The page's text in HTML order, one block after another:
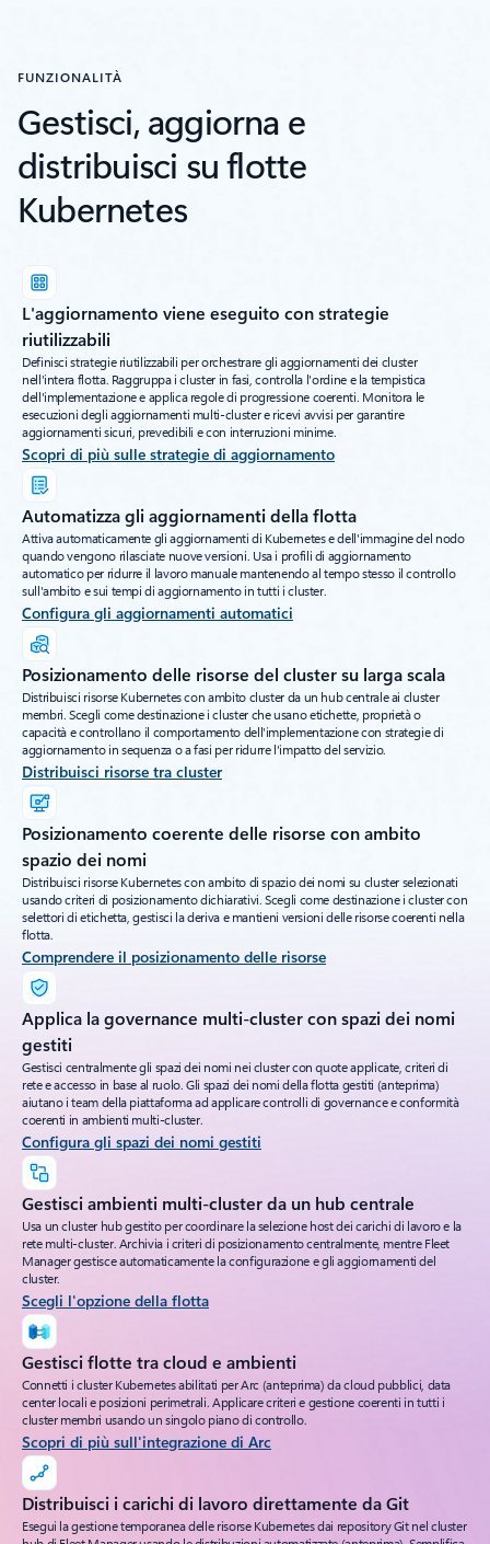
FUNZIONALITÀ
Gestisci, aggiorna e
distribuisci su flotte
Kubernetes
L'aggiornamento viene eseguito con strategie
riutilizzabili
Definisci strategie riutilizzabili per orchestrare gli aggiornamenti dei cluster
nell'intera flotta. Raggruppa i cluster in fasi, controlla l'ordine e la tempistica
dell'implementazione e applica regole di progressione coerenti. Monitora le
esecuzioni degli aggiornamenti multi-cluster e ricevi avvisi per garantire
aggiornamenti sicuri, prevedibili e con interruzioni minime.
Scopri di più sulle strategie di aggiornamento
Automatizza gli aggiornamenti della flotta
Attiva automaticamente gli aggiornamenti di Kubernetes e dell'immagine del nodo
quando vengono rilasciate nuove versioni. Usa i profili di aggiornamento
automatico per ridurre il lavoro manuale mantenendo al tempo stesso il controllo
sull'ambito e sui tempi di aggiornamento in tutti i cluster.
Configura gli aggiornamenti automatici
Posizionamento delle risorse del cluster su larga scala
Distribuisci risorse Kubernetes con ambito cluster da un hub centrale ai cluster
membri. Scegli come destinazione i cluster che usano etichette, proprietà o
capacità e controllano il comportamento dell'implementazione con strategie di
aggiornamento in sequenza o a fasi per ridurre l'impatto del servizio.
Distribuisci risorse tra cluster
Posizionamento coerente delle risorse con ambito
spazio dei nomi
Distribuisci risorse Kubernetes con ambito di spazio dei nomi su cluster selezionati
usando criteri di posizionamento dichiarativi. Scegli come destinazione i cluster con
selettori di etichetta, gestisci la deriva e mantieni versioni delle risorse coerenti nella
flotta.
Comprendere il posizionamento delle risorse
Applica la governance multi-cluster con spazi dei nomi
gestiti
Gestisci centralmente gli spazi dei nomi nei cluster con quote applicate, criteri di
rete e accesso in base al ruolo. Gli spazi dei nomi della flotta gestiti (anteprima)
aiutano i team della piattaforma ad applicare controlli di governance e conformità
coerenti in ambienti multi-cluster.
Configura gli spazi dei nomi gestiti
Gestisci ambienti multi-cluster da un hub centrale
Usa un cluster hub gestito per coordinare la selezione host dei carichi di lavoro e la
rete multi-cluster. Archivia i criteri di posizionamento centralmente, mentre Fleet
Manager gestisce automaticamente la configurazione e gli aggiornamenti del
cluster.
Scegli l'opzione della flotta
Gestisci flotte tra cloud e ambienti
Connetti i cluster Kubernetes abilitati per Arc (anteprima) da cloud pubblici, data
center locali e posizioni perimetrali. Applicare criteri e gestione coerenti in tutti i
cluster membri usando un singolo piano di controllo.
Scopri di più sull'integrazione di Arc
Distribuisci i carichi di lavoro direttamente da Git
Esegui la gestione temporanea delle risorse Kubernetes dai repository Git nel cluster